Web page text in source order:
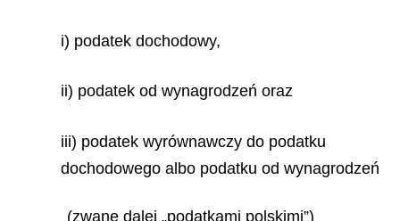
i) podatek dochodowy,
ii) podatek od wynagrodzeń oraz
iii) podatek wyrównawczy do podatku
dochodowego albo podatku od wynagrodzeń
(zwane dalej „podatkami polskimi”)